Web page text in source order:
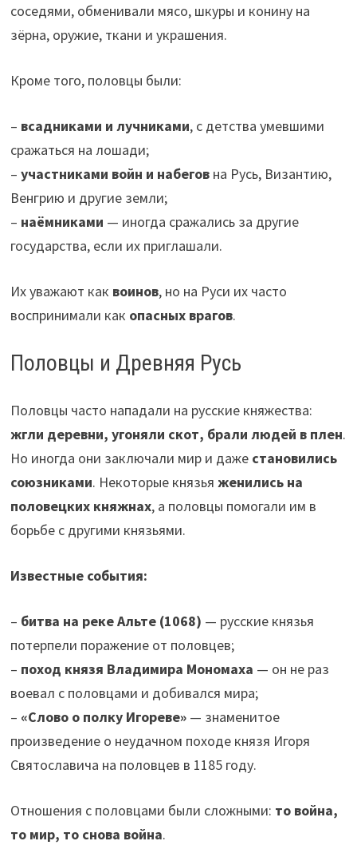
соседями, обменивали мясо, шкуры и конину на
зёрна, оружие, ткани и украшения.
Кроме того, половцы были:
– всадниками и лучниками, с детства умевшими
сражаться на лошади;
– участниками войн и набеговна Русь, Византию,
Венгрию и другие земли;
– наёмниками — иногда сражались за другие
государства, если их приглашали.
Их уважают как воинов, но на Руси их часто
воспринимали как опасных врагов.
Половцы и Древняя Русь
Половцы часто нападали на русские княжества:
жгли деревни, угоняли скот, брали людей в плен.
Но иногда они заключали мир и даже становились
союзниками. Некоторые князья женились на
половецких княжнах, а половцы помогали им в
борьбе с другими князьями.
Известные события:
– битва на реке Альте (1068) — русские князья
потерпели поражение от половцев;
– поход князя Владимира Мономаха — он не раз
воевал с половцами и добивался мира;
– «Слово о полку Игореве»— знаменитое
произведение о неудачном походе князя Игоря
Святославича на половцев в 1185 году.
Отношения с половцами были сложными: то война,
то мир, то снова война.